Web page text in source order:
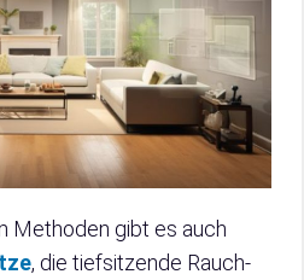
Methoden gibt es auch
, die tiefsitzende Rauch-